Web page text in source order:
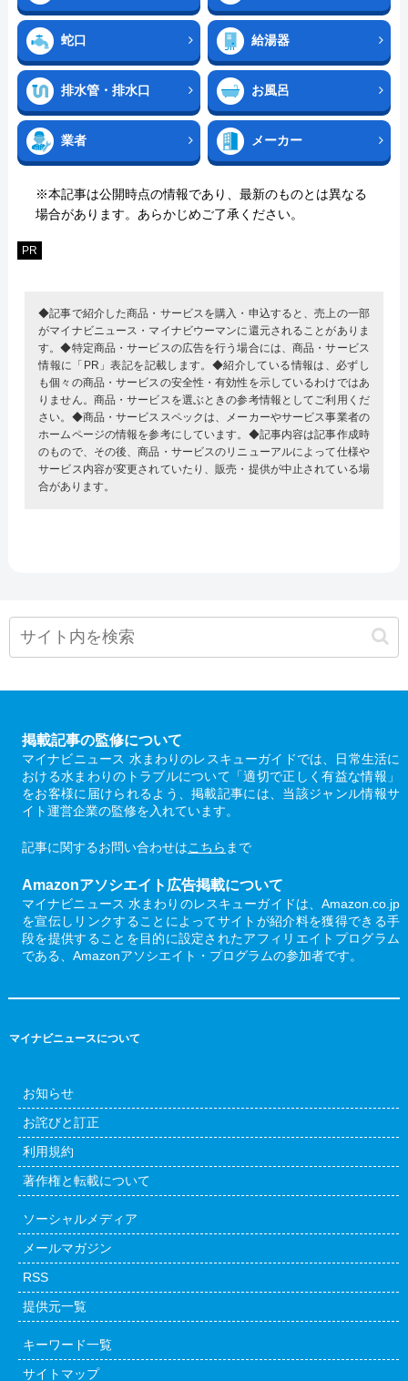
蛇口 給湯器
排水管・排水口 お風呂
業者 メーカー
※本記事は公開時点の情報であり、最新のものとは異なる
場合があります。あらかじめご了承ください。
PR
◆記事で紹介した商品・サービスを購入・申込すると、売上の一部
がマイナビニュース・マイナビウーマンに還元されることがありま
す。◆特定商品・サービスの広告を行う場合には、商品・サービス
情報に「PR」表記を記載します。◆紹介している情報は、必ずし
も個々の商品・サービスの安全性・有効性を示しているわけではあ
りません。商品・サービスを選ぶときの参考情報としてご利用くだ
さい。◆商品・サービススペックは、メーカーやサービス事業者の
ホームページの情報を参考にしています。◆記事内容は記事作成時
のもので、その後、商品・サービスのリニューアルによって仕様や
サービス内容が変更されていたり、販売・提供が中止されている場
合があります。
掲載記事の監修について
マイナビニュース 水まわりのレスキューガイドでは、日常生活に
おける水まわりのトラブルについて「適切で正しく有益な情報」
をお客様に届けられるよう、掲載記事には、当該ジャンル情報サ
イト運営企業の監修を入れています。
記事に関するお問い合わせはこちら まで
Amazonアソシエイト広告掲載について
マイナビニュース 水まわりのレスキューガイドは、Amazon.co.jp
を宣伝しリンクすることによってサイトが紹介料を獲得できる手
段を提供することを目的に設定されたアフィリエイトプログラム
である、Amazonアソシエイト・プログラムの参加者です。
マイナビニュースについて
お知らせ
お詫びと訂正
利用規約
著作権と転載について
ソーシャルメディア
メールマガジン
RSS
提供元一覧
キーワード一覧
サイトマップ